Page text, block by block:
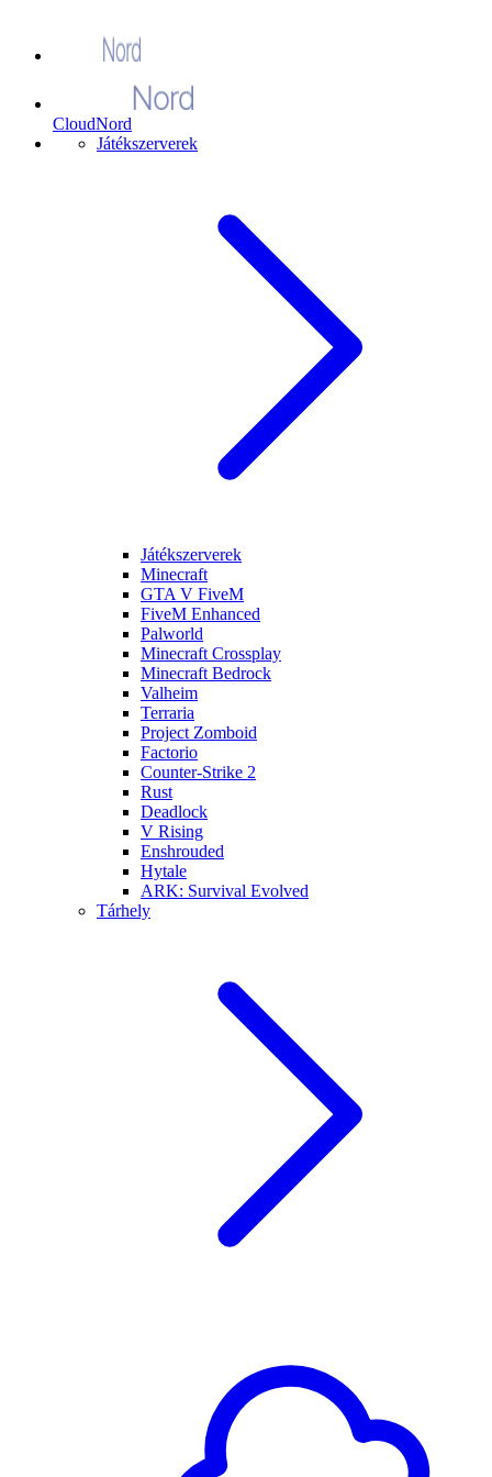
CloudNord
Játékszerverek
Játékszerverek
Minecraft
GTA V FiveM
FiveM Enhanced
Palworld
Minecraft Crossplay
Minecraft Bedrock
Valheim
Terraria
Project Zomboid
Factorio
Counter-Strike 2
Rust
Deadlock
V Rising
Enshrouded
Hytale
ARK: Survival Evolved
Tárhely